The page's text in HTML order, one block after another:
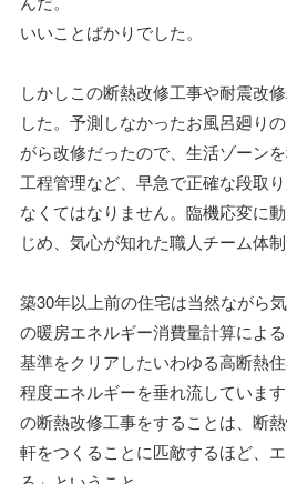
いいことばかりでした。
しかしこの断熱改修工事や耐震改
した。予測しなかったお風呂廻り
がら改修だったので、生活ゾーン
工程管理など、早急で正確な段取
なくてはなりません。臨機応変に
じめ、気心が知れた職人チーム体制
築30年以上前の住宅は当然ながら
の暖房エネルギー消費量計算によ
基準をクリアしたいわゆる高断熱
程度エネルギーを垂れ流していま
の断熱改修工事をすることは、断
軒をつくることに匹敵するほど、